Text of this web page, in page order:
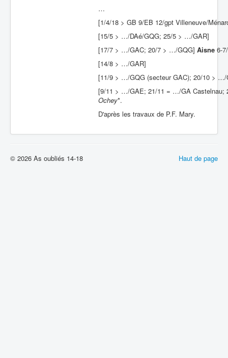
…
[1/4/18 > GB 9/EB 12/gpt Villeneuve/
[15/5 > …/DAé/GQG; 25/5 > …/GAR]
[17/7 > …/GAC; 20/7 > …/GQG] Aisne 6-
[14/8 > …/GAR]
[11/9 > …/GQG (secteur GAC); 20/10 >
[9/11 > …/GAE; 21/11 = …/GA
Ochey*.
D'après les travaux de P.F. Mary.
Haut de page
© 2026 As oubliés 14-18